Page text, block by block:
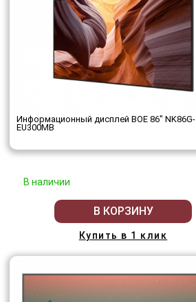
Информационный дисплей BOE 86" NK86G-
EU300MB
В наличии
В КОРЗИНУ
Купить в 1 клик